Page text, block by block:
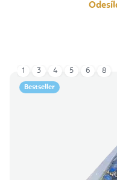
Bestseller
1 3 4 5 6 8